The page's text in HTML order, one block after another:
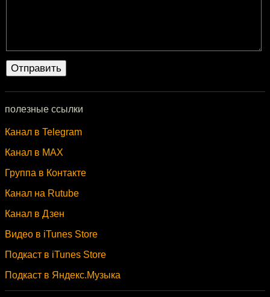
полезные ссылки
Канал в Telegram
Канал в MAX
Группа в Контакте
Канал на Rutube
Канал в Дзен
Видео в iTunes Store
Подкаст в iTunes Store
Подкаст в Яндекс.Музыка